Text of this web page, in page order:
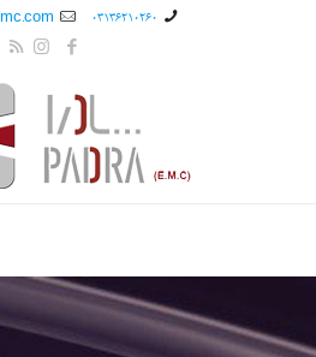
03136210260